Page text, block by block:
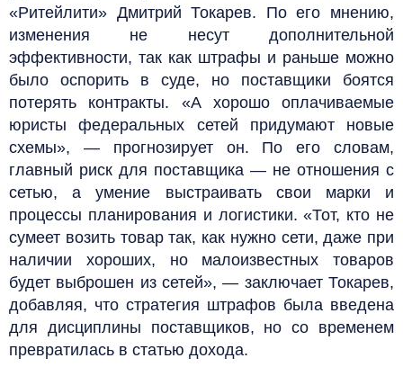
«Ритейлити» Дмитрий Токарев. По его мнению,
изменения не несут дополнительной
эффективности, так как штрафы и раньше можно
было оспорить в суде, но поставщики боятся
потерять контракты. «А хорошо оплачиваемые
юристы федеральных сетей придумают новые
схемы», — прогнозирует он. По его словам,
главный риск для поставщика — не отношения с
сетью, а умение выстраивать свои марки и
процессы планирования и логистики. «Тот, кто не
сумеет возить товар так, как нужно сети, даже при
наличии хороших, но малоизвестных товаров
будет выброшен из сетей», — заключает Токарев,
добавляя, что стратегия штрафов была введена
для дисциплины поставщиков, но со временем
превратилась в статью дохода.